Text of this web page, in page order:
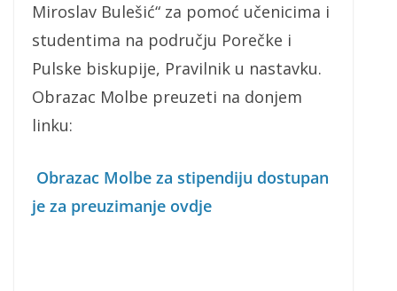
Miroslav Bulešić“ za pomoć učenicima i
studentima na području Porečke i
Pulske biskupije, Pravilnik u nastavku.
Obrazac Molbe preuzeti na donjem
linku:
Obrazac Molbe za stipendiju dostupan
je za preuzimanje ovdje